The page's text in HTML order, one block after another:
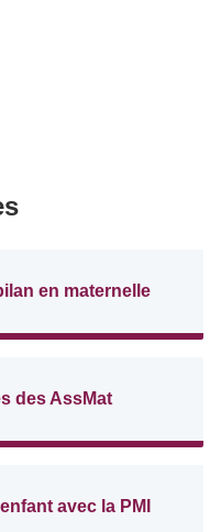
en maternelle
des AssMat
avec la PMI